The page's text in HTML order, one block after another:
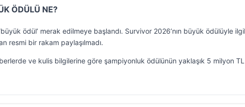
ÖDÜLÜ NE?
ödül’ merak edilmeye başlandı. Survivor 2026’nın büyük ödülüyle
resmi bir rakam paylaşılmadı.
ve kulis bilgilerine göre şampiyonluk ödülünün yaklaşık 5 milyon TL